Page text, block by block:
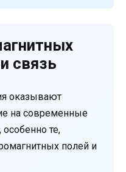
связь
оказывают
на современные
те,
полей и